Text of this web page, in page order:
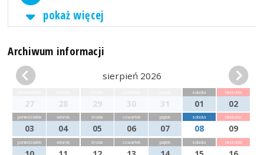
pokaż więcej
Archiwum informacji
sierpień 2026
27 28 29 30 31
sobota
01
niedziela
02
poniedziałek
03
wtorek
04
środa
05
czwartek
06
piątek
07
sobota
08
niedziela
09
poniedziałek wtorek środa czwartek piątek sobota niedziela